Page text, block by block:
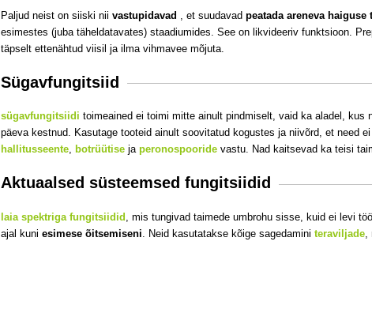
Paljud neist on siiski niivastupidavad , et suudavadpeatada areneva haiguse
esimestes (juba täheldatavates) staadiumides. See on likvideeriv funktsioon.
täpselt ettenähtud viisil ja ilma vihmavee mõjuta.
Sügavfungitsiid
sügavfungitsiidi toimeainedei toimi mitte ainult pindmiselt, vaid ka aladel, kus
päeva kestnud. Kasutage tooteid ainult soovitatud kogustes ja niivõrd, et
hallitusseente, botrüütise japeronospooride vastu. Nad kaitsevad ka teisi
Aktuaalsed süsteemsed fungitsiidid
laia spektriga fungitsiidid , mis tungivad taimede umbrohu sisse, kuid ei levi
ajal kuniesimese õitsemiseni . Neid kasutatakse kõige sagedaminiteraviljade